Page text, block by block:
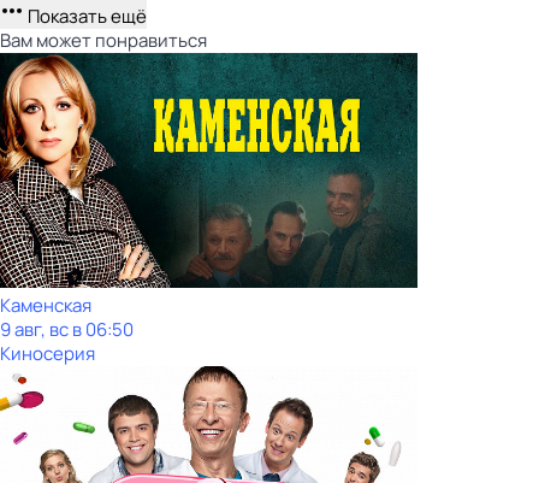
Показать ещё
Вам может понравиться
Каменская
9 авг, вс в 06:50
Киносерия